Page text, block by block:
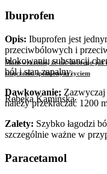
Mam wrażenie, że nic dobrego
zmęczeniu spełnionym życiem
Rebeka Kamińska
Ibuprofen
Opis: Ibuprofen jest
przeciwbólowych i
blokowaniu substancji
ból i stan zapalny.
Dawkowanie:
należy przekraczać 1200
Zalety: Szybko łagodzi
szczególnie ważne w
Paracetamol